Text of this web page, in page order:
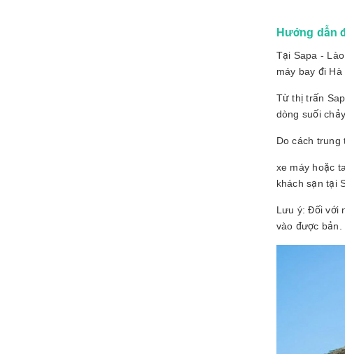
Hướng dẫn
Tại Sapa -
máy bay đi
Từ thị trấn
dòng suối
Do cách trung
xe máy hoặc
khách sạn tại
Lưu ý: Đối với
vào được bản.